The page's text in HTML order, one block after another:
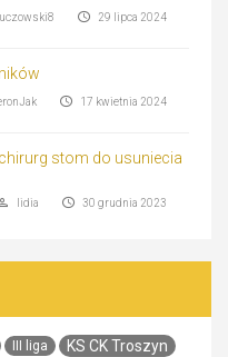
29 lipca 2024
17 kwietnia 2024
stom do usuniecia
30 grudnia 2023
lidia
III liga KS CK Troszyn